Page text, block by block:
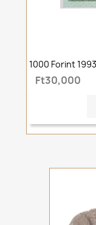
1000 Forint
Ft30,000